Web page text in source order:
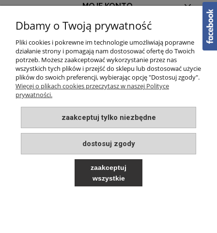
MOJE KONTO
PŁATNOŚCI I DOSTAWA
O NAS
pokaż pełną wersję strony
Sklep internetowy Shoper.pl
Dbamy o Twoją prywatność
Pliki cookies i pokrewne im technologie umożliwiają poprawne
działanie strony i pomagają nam dostosować ofertę do Twoich
potrzeb. Możesz zaakceptować wykorzystanie przez nas
wszystkich tych plików i przejść do sklepu lub dostosować użycie
plików do swoich preferencji, wybierając opcję "Dostosuj zgody".
Więcej o plikach cookies przeczytasz w naszej Polityce
prywatności.
zaakceptuj tylko niezbędne
dostosuj zgody
zaakceptuj
wszystkie